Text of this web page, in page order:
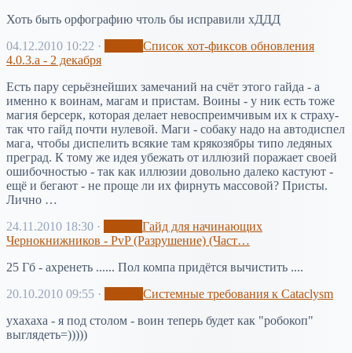
Хоть быть орфографию чтоль бы исправили хДДД
04.12.2010 10:22 ·
Список хот-фиксов обновления
4.0.3.а - 2 декабря
Есть пару серьёзнейших замечаний на счёт этого гайда - а
именно к воинам, магам и пристам. Воины - у ник есть тоже
магия берсерк, которая делает невоспреимчивым их к страху-
так что гайд почти нулевой. Маги - собаку надо на автодиспел
мага, чтобы диспелить всякие там крякозябры типо ледяных
преград. К тому же идея убежать от иллюзий поражает своей
ошибочностью - так как иллюзии довольно далеко кастуют -
ещё и бегают - не проще ли их фирнуть массовой? Присты.
Лично …
24.11.2010 18:30 ·
Гайд для начинающих
Чернокнижников - PvP (Разрушение) (Част…
25 Гб - ахренеть ...... Пол компа придётся вычистить ....
20.10.2010 09:55 ·
Системные требования к Cataclysm
ухахаха - я под столом - воин теперь будет как "робокоп"
выглядеть=)))))